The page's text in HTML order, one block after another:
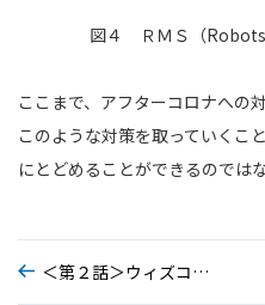
図４ ＲＭＳ（
ここまで、アフターコロナへの
このような対策を取っていくこ
にとどめることができるのでは
＜第２話＞ウィズコロナ・アフターコロナフェーズへの施策②